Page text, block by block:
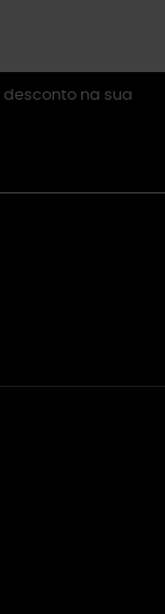
desconto na sua